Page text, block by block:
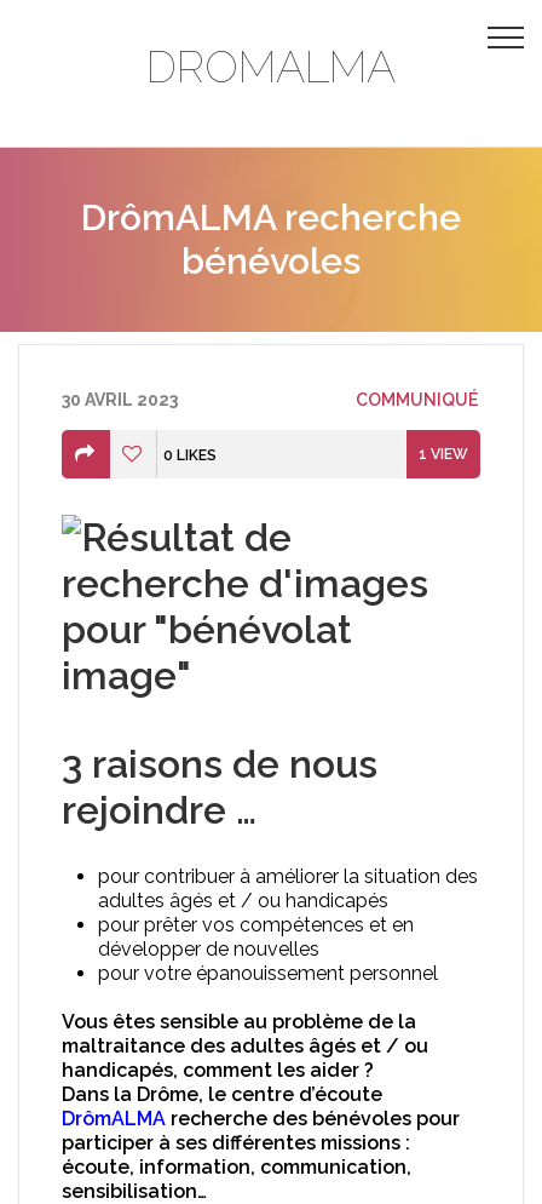
DROMALMA
DrômALMA recherche
bénévoles
30 AVRIL 2023 COMMUNIQUÉ
0 LIKES 1 VIEW
3 raisons de nous
rejoindre …
pour contribuer à améliorer la situation des
adultes âgés et / ou handicapés
pour prêter vos compétences et en
développer de nouvelles
pour votre épanouissement personnel
Vous êtes sensible au problème de la
maltraitance des adultes âgés et / ou
handicapés, comment les aider ?
Dans la Drôme, le centre d’écoute
DrômALMA recherche des bénévoles pour
participer à ses différentes missions :
écoute, information, communication,
sensibilisation…